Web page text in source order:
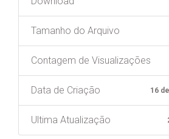
Tamanho do Arquivo
Contagem de Visualizações
Data de Criação 16
Ultima Atualização